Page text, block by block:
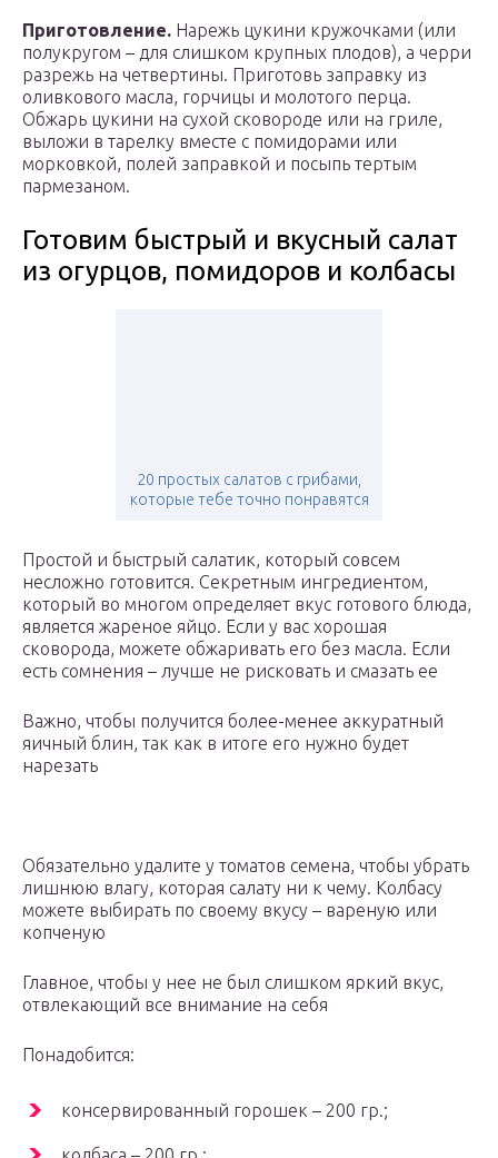
Приготовление. Нарежь цукини кружочками (или
полукругом – для слишком крупных плодов), а черри
разрежь на четвертины. Приготовь заправку из
оливкового масла, горчицы и молотого перца.
Обжарь цукини на сухой сковороде или на гриле,
выложи в тарелку вместе с помидорами или
морковкой, полей заправкой и посыпь тертым
пармезаном.
Готовим быстрый и вкусный салат
из огурцов, помидоров и колбасы
20 простых салатов с грибами,
которые тебе точно понравятся
Простой и быстрый салатик, который совсем
несложно готовится. Секретным ингредиентом,
который во многом определяет вкус готового блюда,
является жареное яйцо. Если у вас хорошая
сковорода, можете обжаривать его без масла. Если
есть сомнения – лучше не рисковать и смазать ее
Важно, чтобы получится более-менее аккуратный
яичный блин, так как в итоге его нужно будет
нарезать
Обязательно удалите у томатов семена, чтобы убрать
лишнюю влагу, которая салату ни к чему. Колбасу
можете выбирать по своему вкусу – вареную или
копченую
Главное, чтобы у нее не был слишком яркий вкус,
отвлекающий все внимание на себя
Понадобится:
консервированный горошек – 200 гр.;